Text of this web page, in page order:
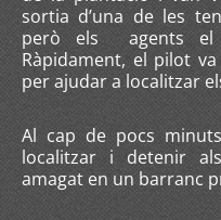
sortia d’una de les
però els agents el
Ràpidament, el pilot
per ajudar a localitzar
Al cap de pocs
localitzar i detenir
amagat en un barranc